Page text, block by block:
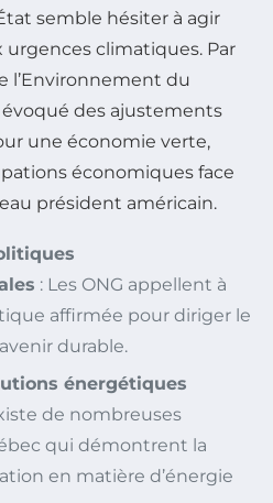
semble hésiter à agir
climatiques. Par
l’Environnement du
des ajustements
une économie verte,
économiques face
président américain.
: Les ONG appellent à
affirmée pour diriger le
durable.
énergétiques
de nombreuses
qui démontrent la
en matière d’énergie